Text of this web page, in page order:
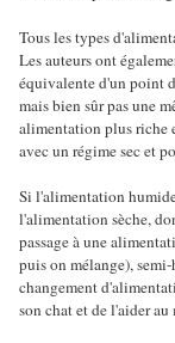
Tous les types
Les auteurs ont
équivalente d'un point
mais bien sûr pas une
alimentation plus riche
avec un régime sec et
Si l'alimentation
l'alimentation sèche,
passage à une
puis on mélange),
changement
son chat et de l'aider